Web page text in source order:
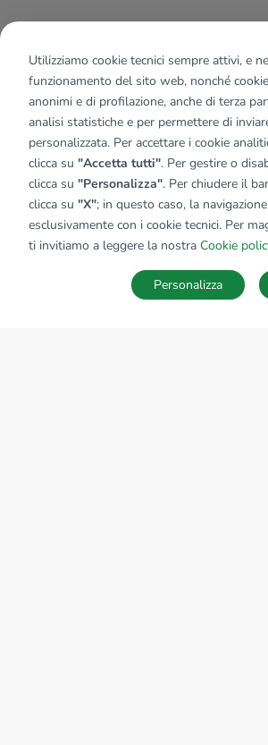
SALVA
Utilizziamo cookie tecnici sempre attivi, e
funzionamento del sito web, nonché
anonimi e di profilazione, anche di terza
analisi statistiche e per permettere di
personalizzata. Per accettare i cookie
clicca su "Accetta tutti". Per gestire o
clicca su "Personalizza". Per chiudere il
clicca su "X"; in questo caso, la
esclusivamente con i cookie tecnici. Per
ti invitiamo a leggere la nostra Cookie
Personalizza